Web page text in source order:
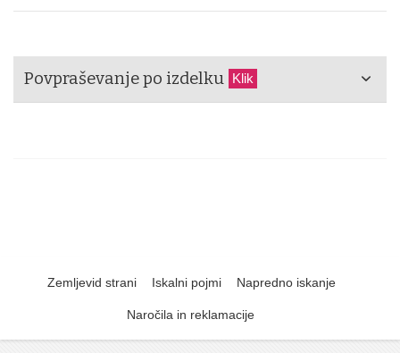
Povpraševanje po izdelku Klik
Zemljevid strani Iskalni pojmi Napredno iskanje
Naročila in reklamacije